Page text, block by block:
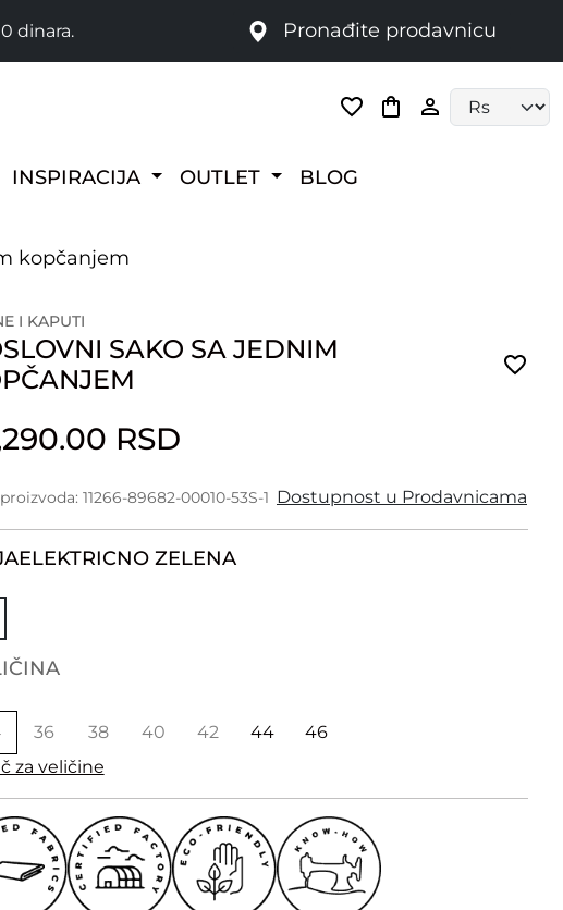
dinara. Pronađite prodavnicu
INSPIRACIJA OUTLET BLOG
kopčanjem
I KAPUTI
SAKO SA JEDNIM
RSD
11266-89682-00010-53S-1 Dostupnost u Prodavnicama
ELEKTRICNO ZELENA
36 38 40 42 44
46
za veličine